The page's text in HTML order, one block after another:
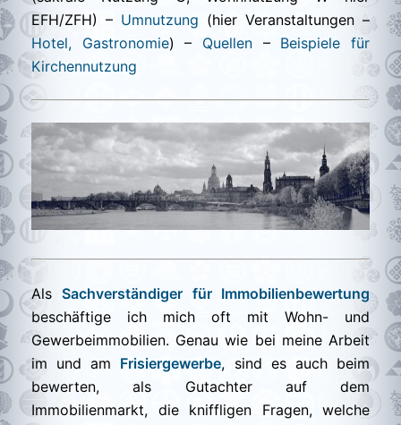
EFH/ZFH) – Umnutzung (hier Veranstaltungen –
Hotel, Gastronomie) – Quellen – Beispiele für
Kirchennutzung
AlsSachverständiger für Immobilienbewertung
beschäftige ich mich oft mit Wohn- und
Gewerbeimmobilien. Genau wie bei meine Arbeit
im und am Frisiergewerbe, sind es auch beim
bewerten, als Gutachter auf dem
Immobilienmarkt, die kniffligen Fragen, welche